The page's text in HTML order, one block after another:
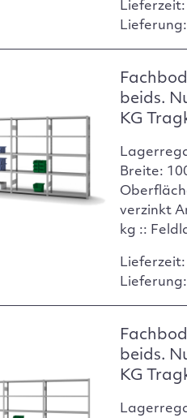
beids.
KG
Breite:
verzinkt
kg ::
beids.
KG